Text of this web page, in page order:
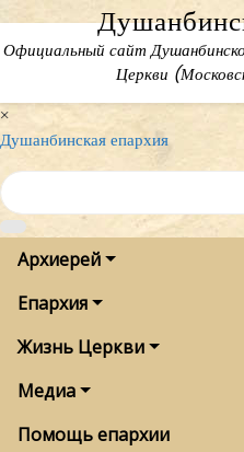
content
Официальный сайт
Церкви
×
Душанбинская епархия
Архиерей
Епархия
Жизнь Церкви
Медиа
Помощь епархии